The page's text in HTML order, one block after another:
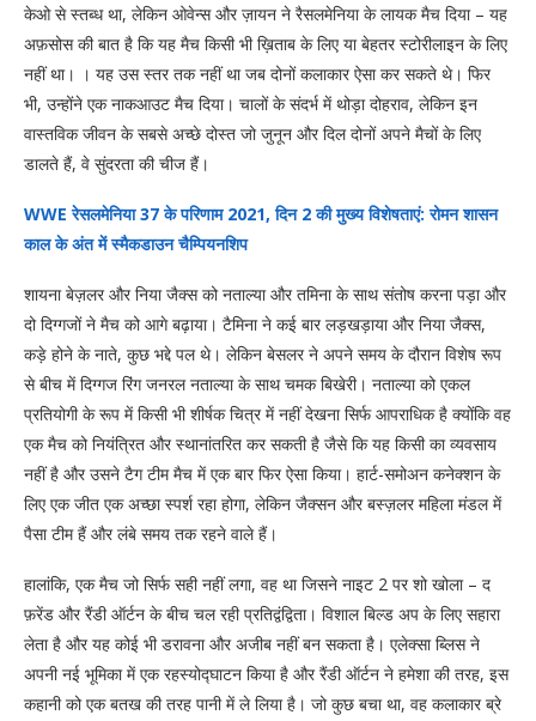
केओ से स्तब्ध था, लेकिन ओवेन्स और ज़ायन ने रैसलमेनिया के लायक मैच दिया – यह
अफ़सोस की बात है कि यह मैच किसी भी ख़िताब के लिए या बेहतर स्टोरीलाइन के लिए
नहीं था। । यह उस स्तर तक नहीं था जब दोनों कलाकार ऐसा कर सकते थे। फिर
भी, उन्होंने एक नाकआउट मैच दिया। चालों के संदर्भ में थोड़ा दोहराव, लेकिन इन
वास्तविक जीवन के सबसे अच्छे दोस्त जो जुनून और दिल दोनों अपने मैचों के लिए
डालते हैं, वे सुंदरता की चीज हैं।
WWE रेसलमेनिया 37 के परिणाम 2021, दिन 2 की मुख्य विशेषताएं: रोमन शासन
काल के अंत में स्मैकडाउन चैम्पियनशिप
शायना बेज़लर और निया जैक्स को नताल्या और तमिना के साथ संतोष करना पड़ा और
दो दिग्गजों ने मैच को आगे बढ़ाया। टैमिना ने कई बार लड़खड़ाया और निया जैक्स,
कड़े होने के नाते, कुछ भद्दे पल थे। लेकिन बेसलर ने अपने समय के दौरान विशेष रूप
से बीच में दिग्गज रिंग जनरल नताल्या के साथ चमक बिखेरी। नताल्या को एकल
प्रतियोगी के रूप में किसी भी शीर्षक चित्र में नहीं देखना सिर्फ आपराधिक है क्योंकि वह
एक मैच को नियंत्रित और स्थानांतरित कर सकती है जैसे कि यह किसी का व्यवसाय
नहीं है और उसने टैग टीम मैच में एक बार फिर ऐसा किया। हार्ट-समोअन कनेक्शन के
लिए एक जीत एक अच्छा स्पर्श रहा होगा, लेकिन जैक्सन और बस्ज़लर महिला मंडल में
पैसा टीम हैं और लंबे समय तक रहने वाले हैं।
हालांकि, एक मैच जो सिर्फ सही नहीं लगा, वह था जिसने नाइट 2 पर शो खोला – द
फ़रेंड और रैंडी ऑर्टन के बीच चल रही प्रतिद्वंद्विता। विशाल बिल्ड अप के लिए सहारा
लेता है और यह कोई भी डरावना और अजीब नहीं बन सकता है। एलेक्सा ब्लिस ने
अपनी नई भूमिका में एक रहस्योद्घाटन किया है और रैंडी ऑर्टन ने हमेशा की तरह, इस
कहानी को एक बतख की तरह पानी में ले लिया है। जो कुछ बचा था, वह कलाकार ब्रे